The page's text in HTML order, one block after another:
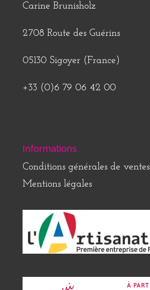
Carine Brunisholz
2708 Route des Guérins
05130 Sigoyer (France)
+33 (0)6 79 06 42 00
Informations
Conditions générales de ventes
Mentions légales